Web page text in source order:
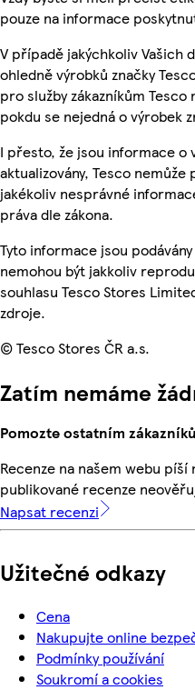
pouze na informace
V případě jakýchkoliv Vašich
ohledně výrobků značky
pro služby zákazníkům
pokdu se nejedná o výrobek
I přesto, že jsou informace
aktualizovány, Tesco
jakékoliv nesprávné
práva dle zákona.
Tyto informace jsou
nemohou být jakkoliv
souhlasu Tesco Stores
zdroje.
© Tesco Stores ČR a.s.
Zatím nemáme
Pomozte ostatním
Recenze na našem webu píší
publikované recenze
Napsat recenzi
Užitečné odkazy
Cena
Nakupujte online
Podmínky používání
Soukromí a cookies